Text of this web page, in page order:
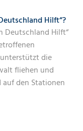
Hilft“?
Deutschland Hilft“
die
fliehen und
den Stationen